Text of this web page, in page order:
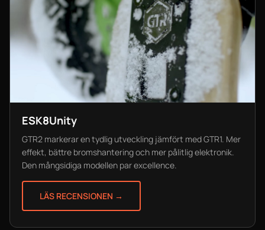
ESK8Unity
GTR2 markerar en tydlig utveckling jämfört med GTR1. Mer
effekt, bättre bromshantering och mer pålitlig elektronik.
Den mångsidiga modellen par excellence.
LÄS RECENSIONEN →